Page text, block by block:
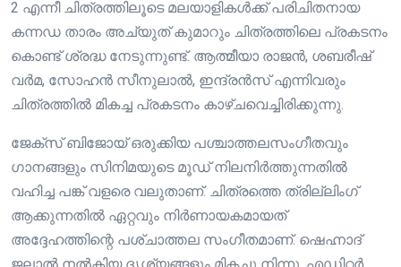
2 എന്നീ ചിത്രത്തിലൂടെ മലയാളികള്‍ക്ക് പരിചിതനായ
കന്നഡ താരം അച്യുത് കുമാറും ചിത്രത്തിലെ പ്രകടനം
കൊണ്ട് ശ്രദ്ധ നേടുന്നുണ്ട്. ആത്മീയാ രാജന്‍, ശബരീഷ്
വര്‍മ, സോഹന്‍ സീനുലാല്‍, ഇന്ദ്രൻസ് എന്നിവരും
ചിത്രത്തിൽ മികച്ച പ്രകടനം കാഴ്ചവെച്ചിരിക്കുന്നു.
ജേക്‌സ് ബിജോയ് ഒരുക്കിയ പശ്ചാത്തലസംഗീതവും
ഗാനങ്ങളും സിനിമയുടെ മൂഡ് നിലനിര്‍ത്തുന്നതില്‍
വഹിച്ച പങ്ക് വളരെ വലുതാണ്. ചിത്രത്തെ ത്രില്ലിംഗ്
ആക്കുന്നതിൽ ഏറ്റവും നിർണായകമായത്
അദ്ദേഹത്തിന്റെ പശ്‌ചാത്തല സംഗീതമാണ്. ഷെഹ്നാദ്